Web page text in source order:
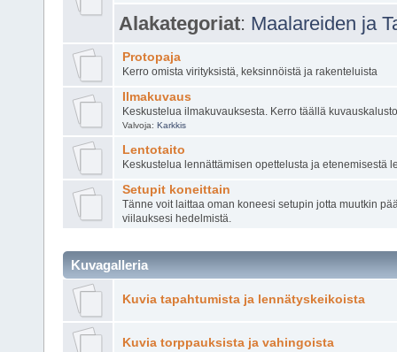
Alakategoriat: Maalareiden ja
Protopaja
Kerro omista virityksistä, keksinnöistä ja rakenteluista
Ilmakuvaus
Keskustelua ilmakuvauksesta. Kerro täällä
Valvoja: Karkkis
Lentotaito
Keskustelua lennättämisen opettelusta ja etenemisestä
Setupit koneittain
Tänne voit laittaa oman koneesi setupin jotta muutkin
viilauksesi hedelmistä.
Kuvagalleria
Kuvia tapahtumista ja lennätyskeikoista
Kuvia torppauksista ja vahingoista